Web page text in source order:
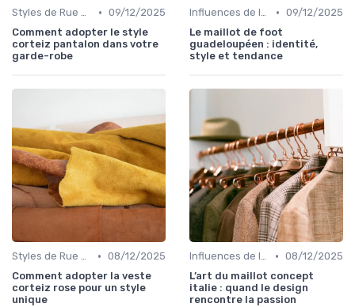
Styles de Rue et Looks du Moment • 09/12/2025
Comment adopter le style
corteiz pantalon dans votre
garde-robe
Influences de la Mode Internationale • 09/12/2025
Le maillot de foot
guadeloupéen : identité,
style et tendance
Styles de Rue et Looks du Moment • 08/12/2025
Comment adopter la veste
corteiz rose pour un style
unique
Influences de la Mode Internationale • 08/12/2025
L’art du maillot concept
italie : quand le design
rencontre la passion